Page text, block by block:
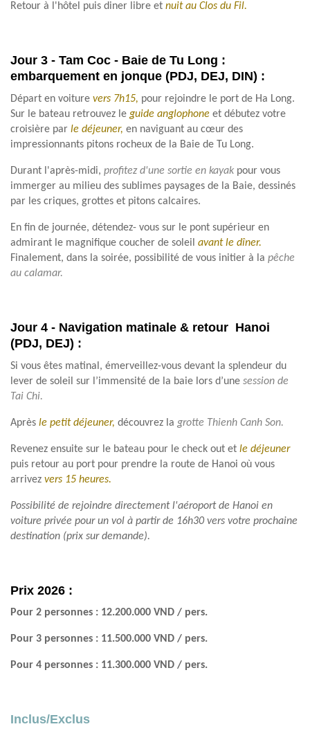
Retour à l'hôtel puis diner libre et nuit au Clos du Fil.
Jour 3 - Tam Coc - Baie de Tu Long :
embarquement en jonque (PDJ, DEJ, DIN) :
Départ en voiture vers 7h15, pour rejoindre le port de Ha Long.
Sur le bateau retrouvez le guide anglophone et débutez votre
croisière par le déjeuner, en naviguant au cœur des
impressionnants pitons rocheux de la Baie de Tu Long.
Durant l'après-midi, profitez d'une sortie en kayak pour vous
immerger au milieu des sublimes paysages de la Baie, dessinés
par les criques, grottes et pitons calcaires.
En fin de journée, détendez- vous sur le pont supérieur en
admirant le magnifique coucher de soleil avant le dîner.
Finalement, dans la soirée, possibilité de vous initier à la pêche
au calamar.
Jour 4 - Navigation matinale & retour Hanoi
(PDJ, DEJ) :
Si vous êtes matinal, émerveillez-vous devant la splendeur du
lever de soleil sur l’immensité de la baie lors d’une session de
Tai Chi.
Après le petit déjeuner, découvrez la grotte Thienh Canh Son.
Revenez ensuite sur le bateau pour le check out et le déjeuner
puis retour au port pour prendre la route de Hanoi où vous
arrivez vers 15 heures.
Possibilité de rejoindre directement l'aéroport de Hanoi en
voiture privée pour un vol à partir de 16h30 vers votre prochaine
destination (prix sur demande).
Prix 2026 :
Pour 2 personnes : 12.200.000 VND / pers.
Pour 3 personnes : 11.500.000 VND / pers.
Pour 4 personnes : 11.300.000 VND / pers.
Inclus/Exclus